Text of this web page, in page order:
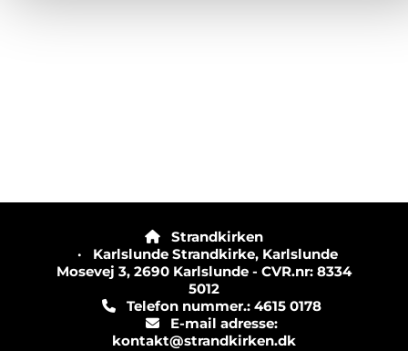

Strandkirken
· Karlslunde Strandkirke, Karlslunde
Mosevej 3, 2690 Karlslunde - CVR.nr: 8334
5012
Telefon nummer.: 4615 0178
E-mail adresse:
kontakt@strandkirken.dk